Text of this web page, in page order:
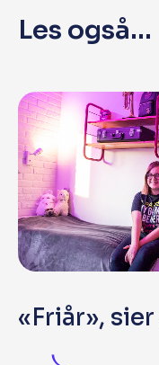
Les også...
«Friår»,